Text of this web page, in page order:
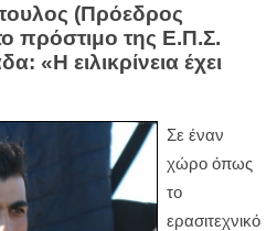
(Πρόεδρος
πρόστιμο της Ε.Π.Σ.
«Η ειλικρίνεια έχει
Σε έναν
χώρο όπως
το
ερασιτεχνικό